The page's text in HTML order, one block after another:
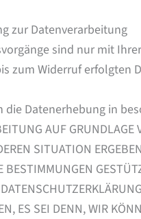
zur Datenverarbeitung
sind nur mit
zum Widerruf
Datenerhebung in
AUF
SITUATION
ES SEI DENN, WIR